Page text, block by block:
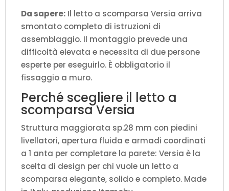
Da sapere: Il letto a scomparsa Versia arriva
smontato completo di istruzioni di
assemblaggio. Il montaggio prevede una
difficoltà elevata e necessita di due persone
esperte per eseguirlo. È obbligatorio il
fissaggio a muro.
Perché scegliere il letto a
scomparsa Versia
Struttura maggiorata sp.28 mm con piedini
livellatori, apertura fluida e armadi coordinati
a 1 anta per completare la parete: Versia è la
scelta di design per chi vuole un letto a
scomparsa elegante, solido e completo. Made